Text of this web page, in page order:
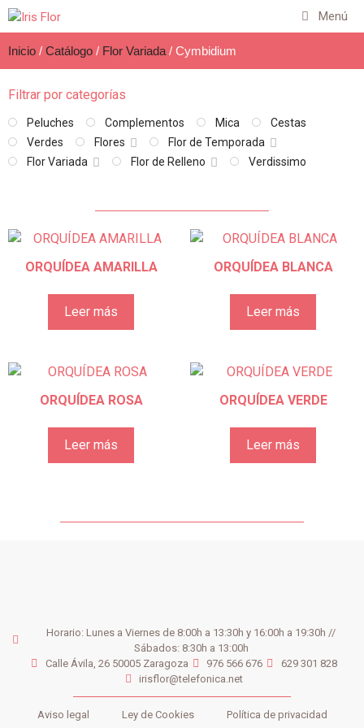
Menú
Inicio / Catálogo / Flor Variada / Cymbidium
Filtrar por categorías
Peluches Complementos Mica
Cestas
Verdes
Flores
Flor de Temporada
Flor Variada
Flor de Relleno Verdissimo
ORQUÍDEA AMARILLA
Leer más
ORQUÍDEA BLANCA
Leer más
ORQUÍDEA ROSA
Leer más
ORQUÍDEA VERDE
Leer más
Horario: Lunes a Viernes de 8:00h a 13:30h y 16:00h a 19:30h //
Sábados: 8:30h a 13:00h
Calle Ávila, 26 50005 Zaragoza
976 566 676
629 301 828
irisflor@telefonica.net
Aviso legal Ley de Cookies Política de privacidad